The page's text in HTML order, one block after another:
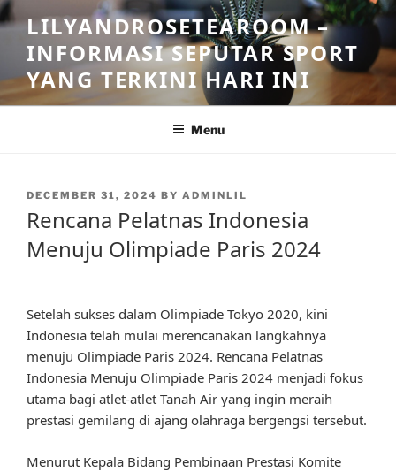
Skip
to
content
LILYANDROSETEAROOM –
INFORMASI SEPUTAR SPORT
YANG TERKINI HARI INI
Menu
POSTED
DECEMBER 31, 2024 BY ADMINLIL
Rencana Pelatnas Indonesia
Menuju Olimpiade Paris 2024
Setelah sukses dalam Olimpiade Tokyo 2020, kini
Indonesia telah mulai merencanakan langkahnya
menuju Olimpiade Paris 2024. Rencana Pelatnas
Indonesia Menuju Olimpiade Paris 2024 menjadi fokus
utama bagi atlet-atlet Tanah Air yang ingin meraih
prestasi gemilang di ajang olahraga bergengsi tersebut.
Menurut Kepala Bidang Pembinaan Prestasi Komite